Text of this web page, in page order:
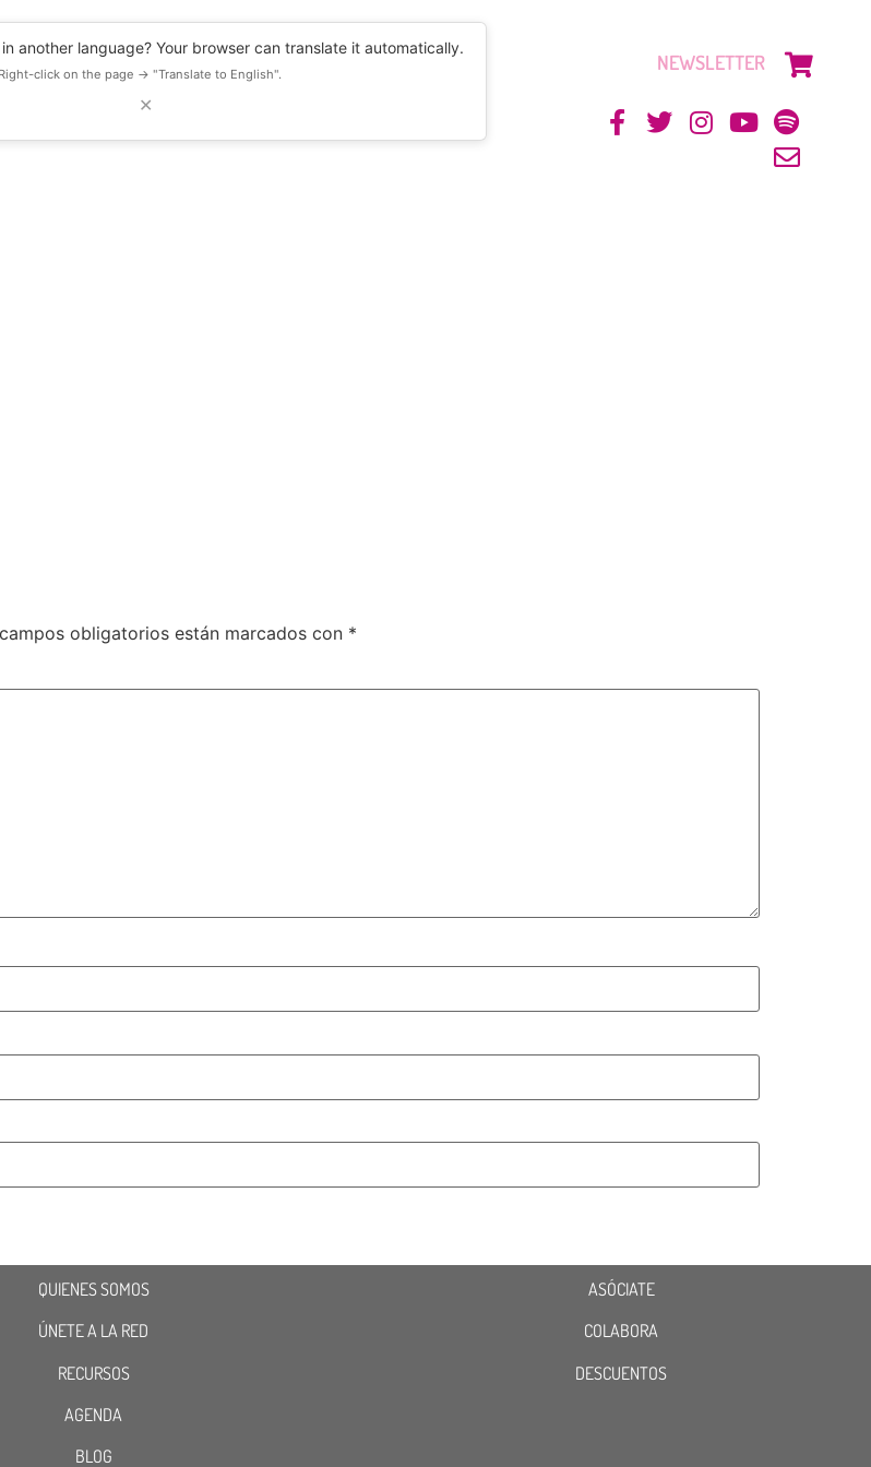
another language? Your browser can translate it automatically.
Right-click on the page → "Translate to English".
✕
RECURSOS
NEWSLETTER
obligatorios están marcados con *
QUIENES SOMOS
ÚNETE A LA RED
RECURSOS
AGENDA
BLOG
ASÓCIATE
COLABORA
DESCUENTOS